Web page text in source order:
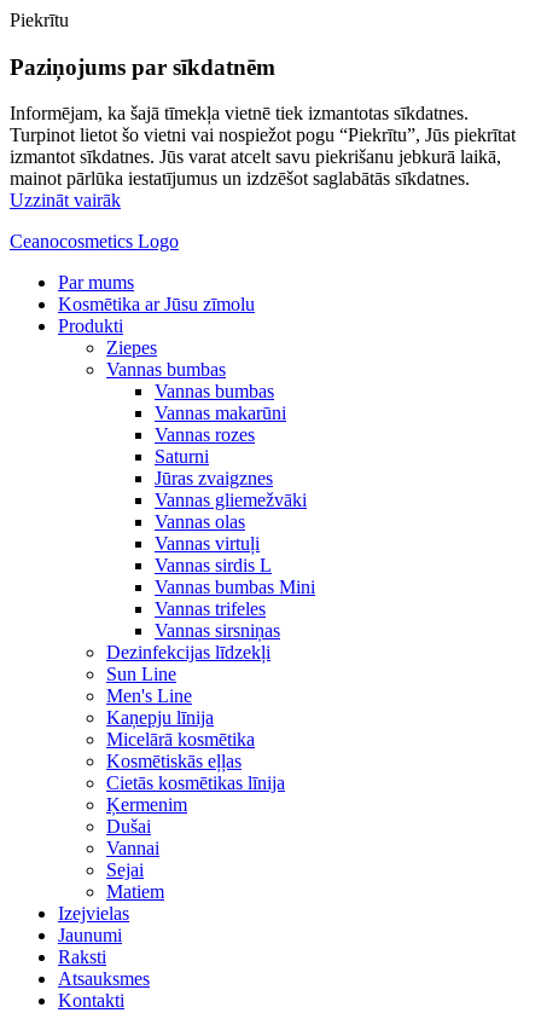
Piekrītu
Paziņojums par sīkdatnēm
Informējam, ka šajā tīmekļa vietnē tiek izmantotas sīkdatnes.
Turpinot lietot šo vietni vai nospiežot pogu “Piekrītu”, Jūs piekrītat
izmantot sīkdatnes. Jūs varat atcelt savu piekrišanu jebkurā laikā,
mainot pārlūka iestatījumus un izdzēšot saglabātās sīkdatnes.
Uzzināt vairāk
Ceanocosmetics Logo
Par mums
Kosmētika ar Jūsu zīmolu
Produkti
Ziepes
Vannas bumbas
Vannas bumbas
Vannas makarūni
Vannas rozes
Saturni
Jūras zvaigznes
Vannas gliemežvāki
Vannas olas
Vannas virtuļi
Vannas sirdis L
Vannas bumbas Mini
Vannas trifeles
Vannas sirsniņas
Dezinfekcijas līdzekļi
Sun Line
Men's Line
Kaņepju līnija
Micelārā kosmētika
Kosmētiskās eļļas
Cietās kosmētikas līnija
Ķermenim
Dušai
Vannai
Sejai
Matiem
Izejvielas
Jaunumi
Raksti
Atsauksmes
Kontakti